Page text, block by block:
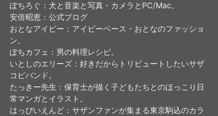
ぽちろぐ ：犬と音楽と写真・カメラとPC/Mac。
安倍昭恵 ：公式ブログ
おとなアイビー ：アイビーベース・おとなのファッショ
ン。
ぽちカフェ ：男の料理レシピ。
いとしのエリーズ ：好きだからトリビュートしたいサザ
コピバンド。
たっきー先生 ：保育士が描く子どもたちとのほっこり日
常マンガとイラスト。
はっぴいえんど ：サザンファンが集まる東京駒込のカラ